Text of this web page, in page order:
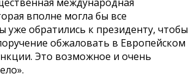
вполне могла бы все
уже обратились к президенту, чтобы
обжаловать в Европейском
Это возможное и очень